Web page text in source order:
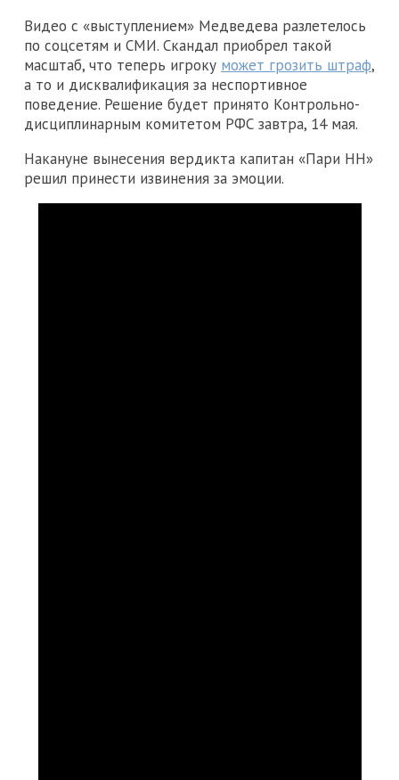
Видео с «выступлением» Медведева разлетелось
по соцсетям и СМИ. Скандал приобрел такой
масштаб, что теперь игроку может грозить штраф,
а то и дисквалификация за неспортивное
поведение. Решение будет принято Контрольно-
дисциплинарным комитетом РФС завтра, 14 мая.
Накануне вынесения вердикта капитан «Пари НН»
решил принести извинения за эмоции.